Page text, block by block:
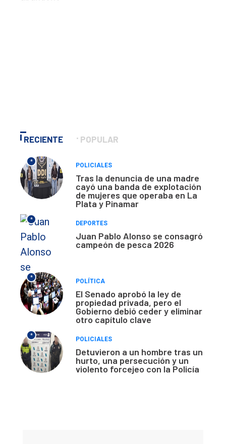
RECIENTE POPULAR
*
POLICIALES
Tras la denuncia de una madre
cayó una banda de explotación
de mujeres que operaba en La
Plata y Pinamar
*
DEPORTES
Juan Pablo Alonso se consagró
campeón de pesca 2026
*
POLÍTICA
El Senado aprobó la ley de
propiedad privada, pero el
Gobierno debió ceder y eliminar
otro capítulo clave
*
POLICIALES
Detuvieron a un hombre tras un
hurto, una persecución y un
violento forcejeo con la Policía